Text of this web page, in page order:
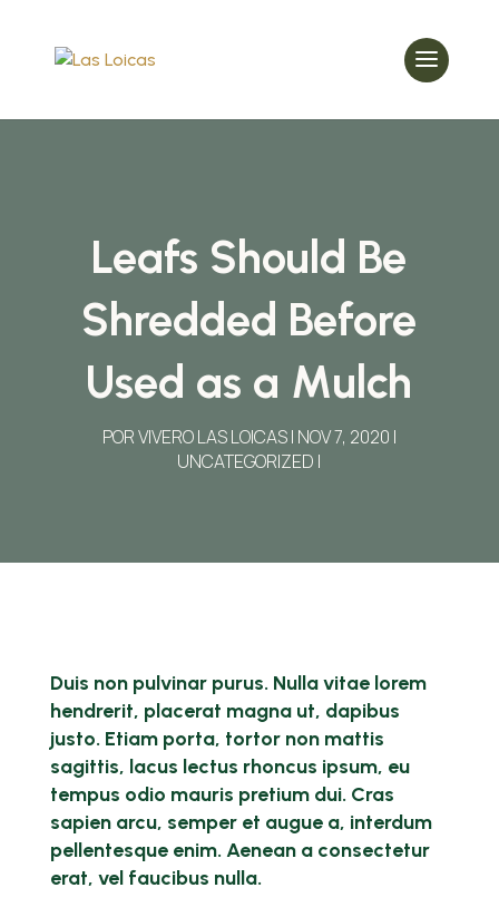
Leafs Should Be
Shredded Before
Used as a Mulch
PORVIVERO LAS LOICAS NOV 7, 2020
UNCATEGORIZED
Duis non pulvinar purus. Nulla vitae lorem
hendrerit, placerat magna ut, dapibus
justo. Etiam porta, tortor non mattis
sagittis, lacus lectus rhoncus ipsum, eu
tempus odio mauris pretium dui. Cras
sapien arcu, semper et augue a, interdum
pellentesque enim. Aenean a consectetur
erat, vel faucibus nulla.